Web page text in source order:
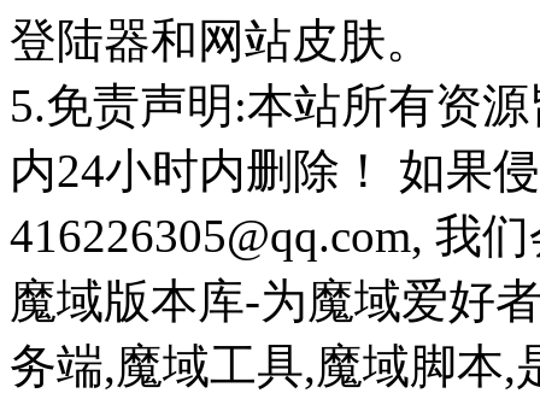
登陆器和网站皮肤。
5.免责声明:本站所有资
内24小时内删除！ 如果
416226305@qq.com, 我
魔域版本库-为魔域爱好
务端,魔域工具,魔域脚本